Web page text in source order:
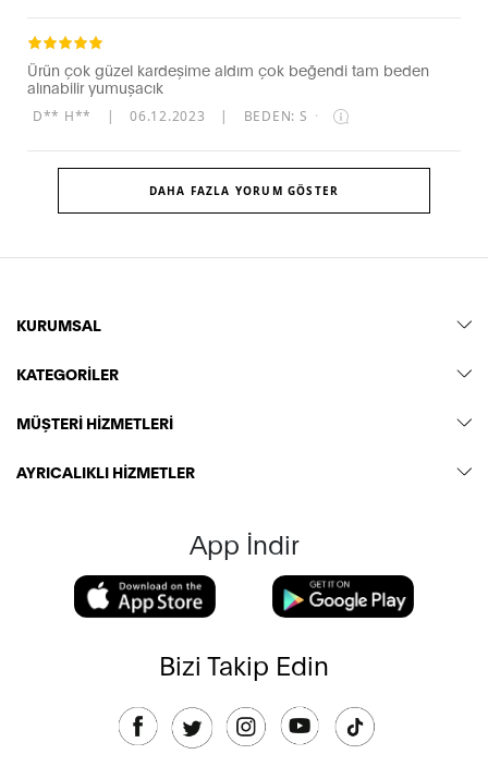
Ürün çok güzel kardeşime aldım çok beğendi tam beden
alınabilir yumuşacık
D** H** | 06.12.2023 | BEDEN: S ·
DAHA FAZLA YORUM GÖSTER
KURUMSAL
KATEGORİLER
MÜŞTERİ HİZMETLERİ
AYRICALIKLI HİZMETLER
App İndir
Bizi Takip Edin